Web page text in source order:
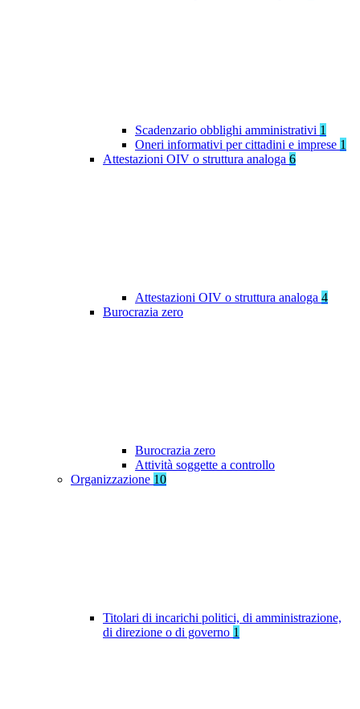
Scadenzario obblighi amministrativi 1
Oneri informativi per cittadini e imprese 1
Attestazioni OIV o struttura analoga 6
Attestazioni OIV o struttura analoga 4
Burocrazia zero
Burocrazia zero
Attività soggette a controllo
Organizzazione 10
Titolari di incarichi politici, di amministrazione,
di direzione o di governo 1